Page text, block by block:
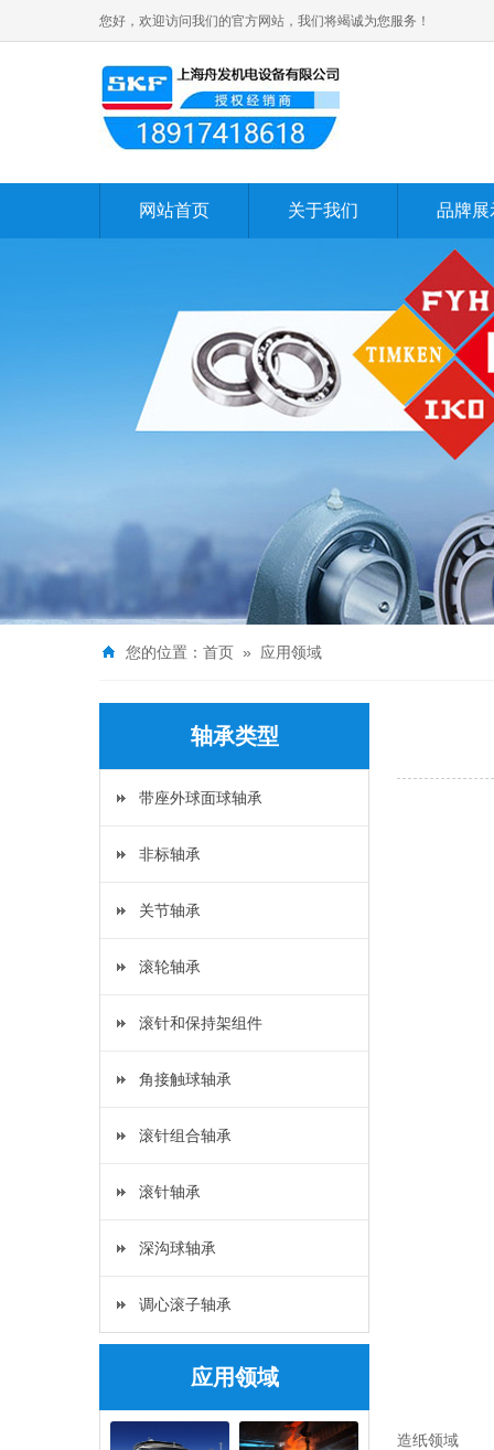
您好，欢迎访问我们的官方网站，我们将竭诚为您服务！
网站首页 关于我们 品牌展
您的位置： 首页 » 应用领域
轴承类型
带座外球面球轴承
非标轴承
关节轴承
滚轮轴承
滚针和保持架组件
角接触球轴承
滚针组合轴承
滚针轴承
深沟球轴承
调心滚子轴承
应用领域
造纸领域